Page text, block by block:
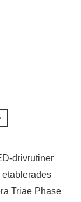
drivrutiner
Triae Phase